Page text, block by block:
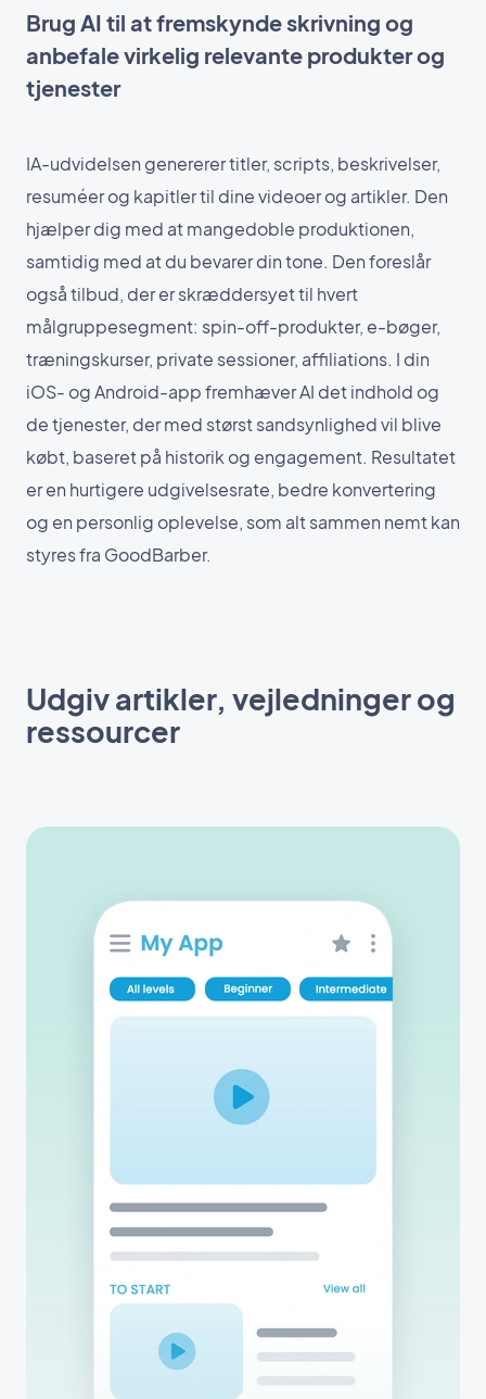
Brug AI til at fremskynde skrivning og
anbefale virkelig relevante produkter og
tjenester
IA-udvidelsen genererer titler, scripts, beskrivelser,
resuméer og kapitler til dine videoer og artikler. Den
hjælper dig med at mangedoble produktionen,
samtidig med at du bevarer din tone. Den foreslår
også tilbud, der er skræddersyet til hvert
målgruppesegment: spin-off-produkter, e-bøger,
træningskurser, private sessioner, affiliations. I din
iOS- og Android-app fremhæver AI det indhold og
de tjenester, der med størst sandsynlighed vil blive
købt, baseret på historik og engagement. Resultatet
er en hurtigere udgivelsesrate, bedre konvertering
og en personlig oplevelse, som alt sammen nemt kan
styres fra GoodBarber.
Udgiv artikler, vejledninger og
ressourcer